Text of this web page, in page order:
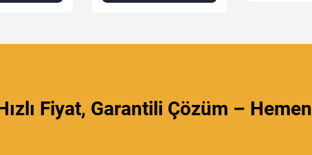
Fiyat, Garantili Çözüm – Hemen